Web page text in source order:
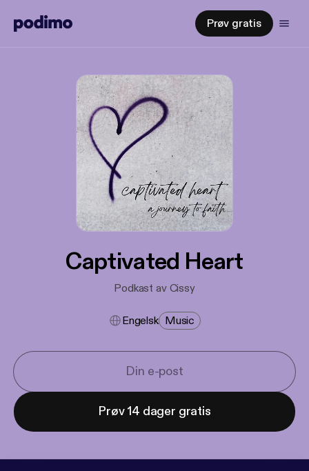
Prøv gratis
Captivated Heart
Podkast av Cissy
Engelsk Music
Prøv 14 dager gratis